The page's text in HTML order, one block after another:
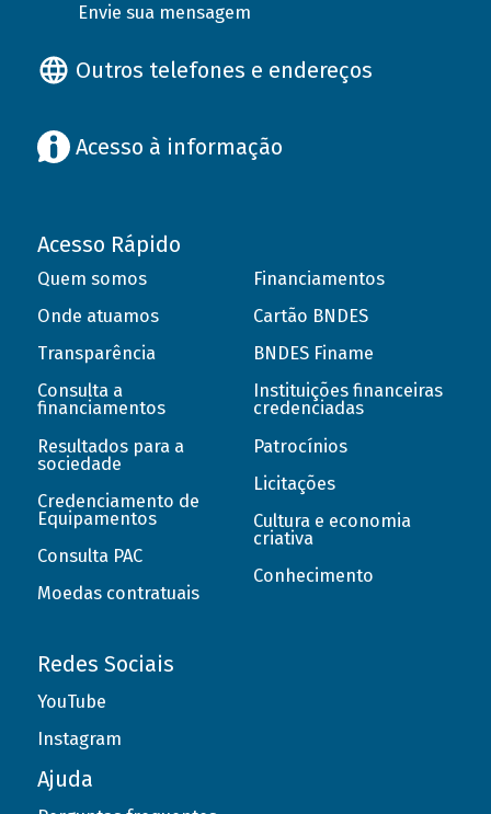
Envie sua mensagem
Outros telefones e endereços
Acesso à informação
Acesso Rápido
Quem somos
Onde atuamos
Transparência
Consulta a
financiamentos
Resultados para a
sociedade
Credenciamento de
Equipamentos
Consulta PAC
Moedas contratuais
Financiamentos
Cartão BNDES
BNDES Finame
Instituições financeiras
credenciadas
Patrocínios
Licitações
Cultura e economia
criativa
Conhecimento
Redes Sociais
YouTube
Instagram
Ajuda